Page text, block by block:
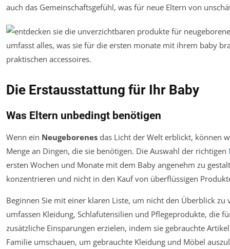
auch das Gemeinschaftsgefühl, was für neue Eltern von
Die Erstausstattung für Ihr Baby
Was Eltern unbedingt benötigen
Wenn ein Neugeborenes das Licht der Welt erblickt, können
Menge an Dingen, die sie benötigen. Die Auswahl der richtigen
ersten Wochen und Monate mit dem Baby angenehm zu
konzentrieren und nicht in den Kauf von überflüssigen
Beginnen Sie mit einer klaren Liste, um nicht den Überblick
umfassen Kleidung, Schlafutensilien und Pflegeprodukte, die
zusätzliche Einsparungen erzielen, indem sie gebrauchte
Familie umschauen, um gebrauchte Kleidung und Möbel